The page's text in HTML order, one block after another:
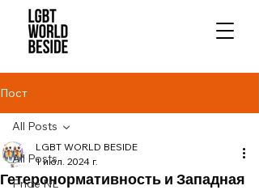
Пост
All Posts
Pride NL
All Posts
Гетеронормативность и Западная
LGBT WORLD BESIDE
1 июл. 2024 г.